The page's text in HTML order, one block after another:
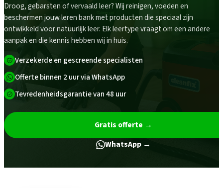
Droog, gebarsten of vervaald leer? Wij reinigen, voeden en
beschermen jouw leren bank met producten die speciaal zijn
ontwikkeld voor natuurlijk leer. Elk leertype vraagt om een andere
aanpak en die kennis hebben wij in huis.
Verzekerde en gescreende specialisten
Offerte binnen 2 uur via WhatsApp
Tevredenheidsgarantie van 48 uur
Gratis offerte →
WhatsApp →